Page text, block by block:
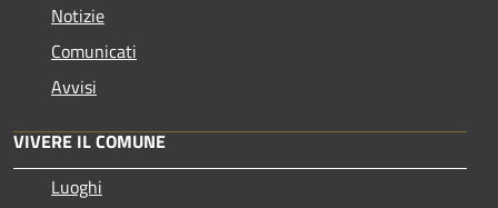
Notizie
Comunicati
Avvisi
VIVERE IL COMUNE
Luoghi